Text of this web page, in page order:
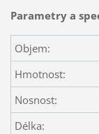
Parametry a
Objem:
Hmotnost:
Nosnost:
Délka: